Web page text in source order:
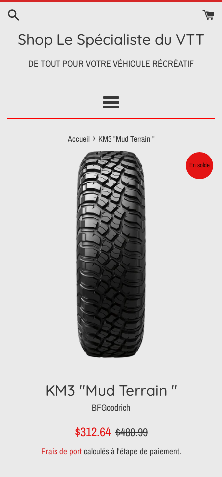
Passer
contenuShop Le Spécialiste du VTT
DE TOUT POUR VOTRE VÉHICULE RÉCRÉATIF
Menu
Accueil › KM3 "Mud Terrain "
En solde
KM3 "Mud Terrain "
BFGoodrich
Prix
$312.64 Prix
$480.99
Frais de portcalculés à l'étape de paiement.